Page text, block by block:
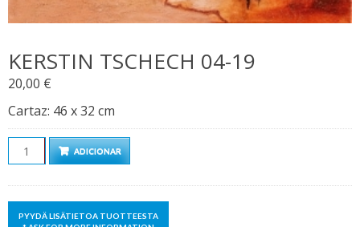
KERSTIN TSCHECH 04-19
20,00 €
Cartaz: 46 x 32 cm
QuantidadeADICIONAR